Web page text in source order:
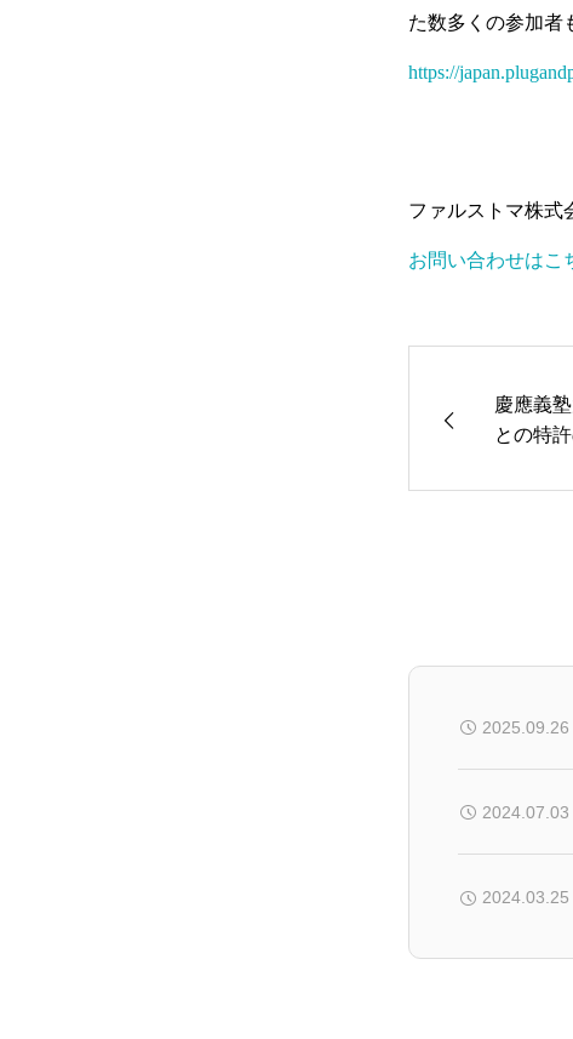
た数多くの参加者
https://
ファルストマ株式
お問い合わせはこ
慶應義
との特
2025.09.26
2024.07.03
2024.03.25